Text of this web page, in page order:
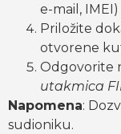
e-mail, IMEI)
Priložite
otvorene
Odgovorite
utakmica
Napomena:
sudioniku.